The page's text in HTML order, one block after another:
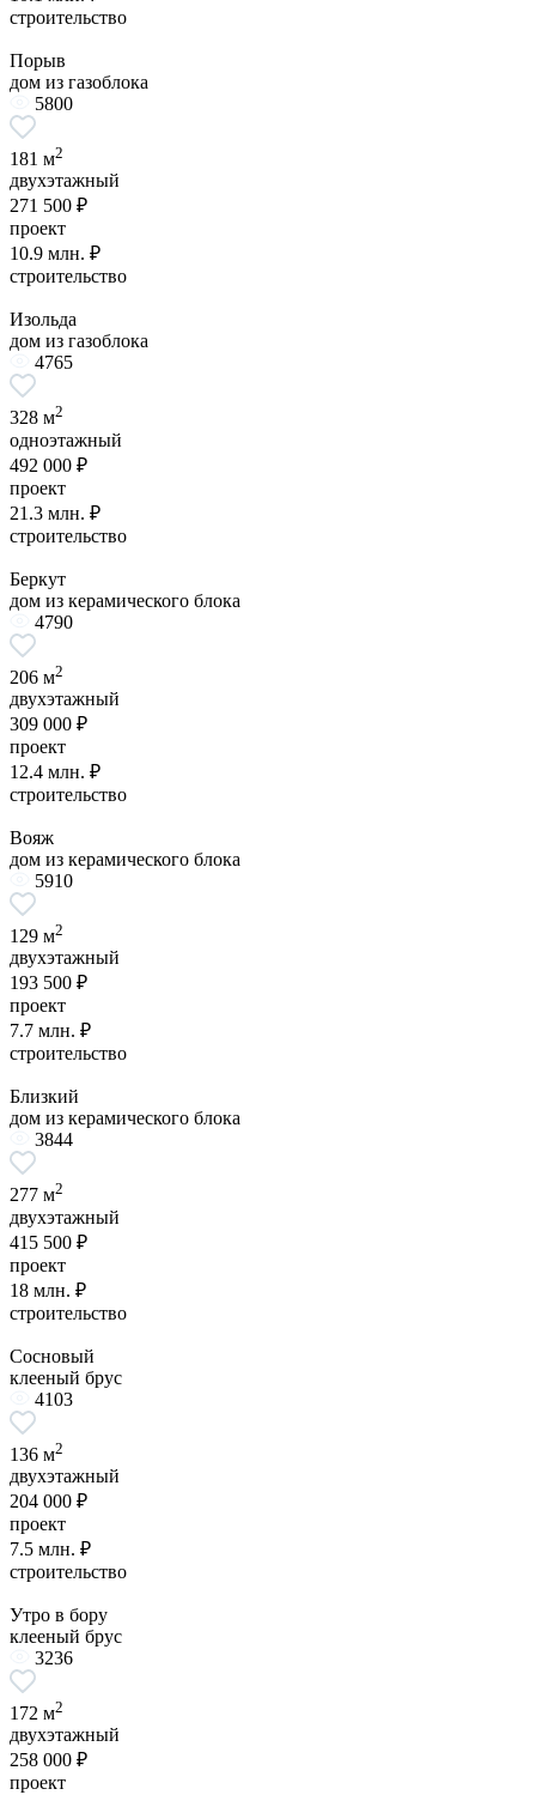
строительство
Порыв
дом из газоблока
5800
181 м2
двухэтажный
271 500 ₽
проект
10.9 млн. ₽
строительство
Изольда
дом из газоблока
4765
328 м2
одноэтажный
492 000 ₽
проект
21.3 млн. ₽
строительство
Беркут
дом из керамического блока
4790
206 м2
двухэтажный
309 000 ₽
проект
12.4 млн. ₽
строительство
Вояж
дом из керамического блока
5910
129 м2
двухэтажный
193 500 ₽
проект
7.7 млн. ₽
строительство
Близкий
дом из керамического блока
3844
277 м2
двухэтажный
415 500 ₽
проект
18 млн. ₽
строительство
Сосновый
клееный брус
4103
136 м2
двухэтажный
204 000 ₽
проект
7.5 млн. ₽
строительство
Утро в бору
клееный брус
3236
172 м2
двухэтажный
258 000 ₽
проект